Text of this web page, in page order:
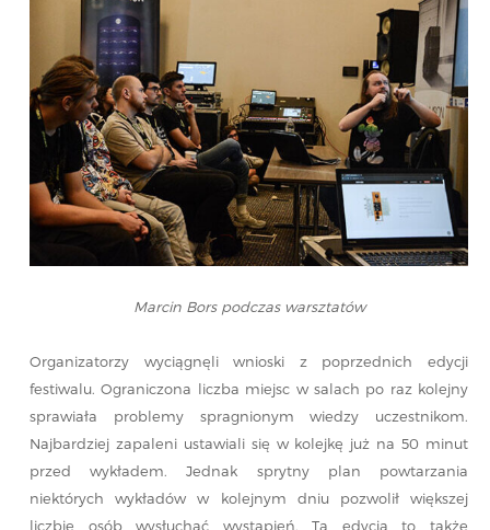
Marcin Bors podczas warsztatów
Organizatorzy wyciągnęli wnioski z poprzednich edycji
festiwalu. Ograniczona liczba miejsc w salach po raz kolejny
sprawiała problemy spragnionym wiedzy uczestnikom.
Najbardziej zapaleni ustawiali się w kolejkę już na 50 minut
przed wykładem. Jednak sprytny plan powtarzania
niektórych wykładów w kolejnym dniu pozwolił większej
liczbie osób wysłuchać wystąpień. Ta edycja to także